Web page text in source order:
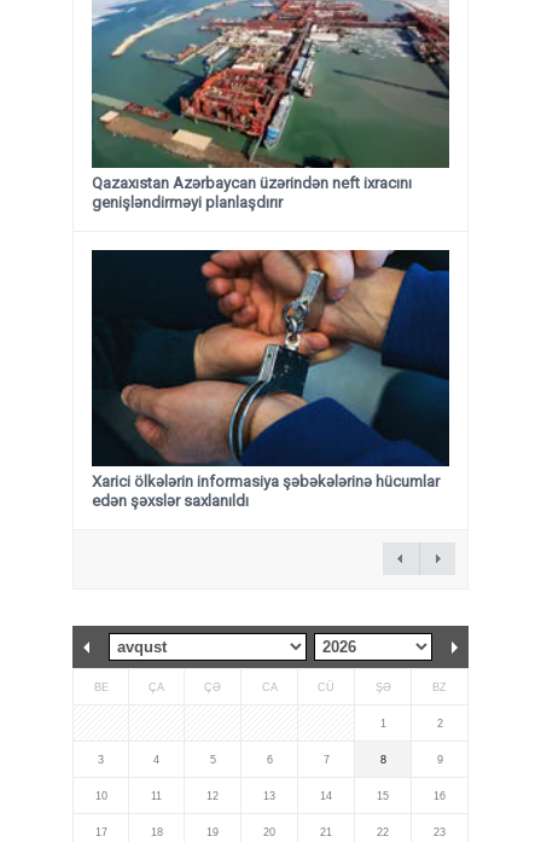
Qazaxıstan Azərbaycan üzərindən neft ixracını
genişləndirməyi planlaşdırır
Xarici ölkələrin informasiya şəbəkələrinə hücumlar
edən şəxslər saxlanıldı
BE ÇA ÇƏ CA CÜ ŞƏ BZ
1 2
3 4 5 6 7 8 9
10 11 12 13 14 15 16
17 18 19 20 21 22 23